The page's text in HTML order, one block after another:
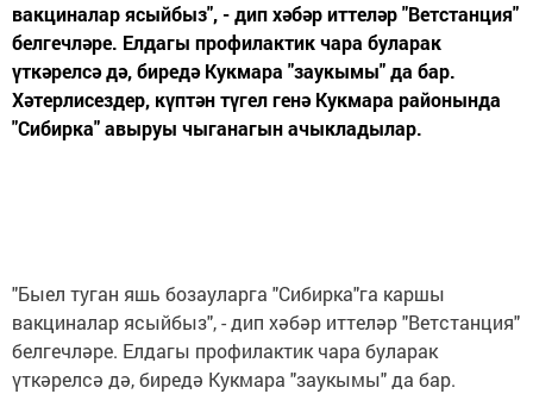
вакциналар ясыйбыз", - дип хәбәр иттеләр "Ветстанция"
белгечләре. Елдагы профилактик чара буларак
үткәрелсә дә, биредә Кукмара "заукымы" да бар.
Хәтерлисездер, күптән түгел генә Кукмара районында
"Сибирка" авыруы чыганагын ачыкладылар.
"Быел туган яшь бозауларга "Сибирка"га каршы
вакциналар ясыйбыз", - дип хәбәр иттеләр "Ветстанция"
белгечләре. Елдагы профилактик чара буларак
үткәрелсә дә, биредә Кукмара "заукымы" да бар.